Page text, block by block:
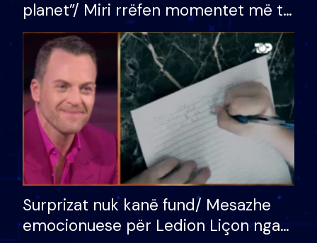
planet”/ Miri rrëfen momentet më të
bukura në shtëpinë e BB VIP: Do më
mungojë zilja e mëngjesit kur…
Surprizat nuk kanë fund/ Mesazhe
emocionuese për Ledion Liçon nga